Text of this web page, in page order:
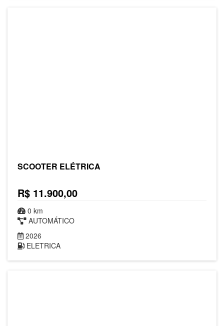
SCOOTER ELÉTRICA
R$ 11.900,00
0 km
AUTOMÁTICO
2026
ELETRICA